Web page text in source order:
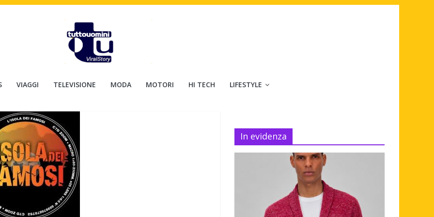
VIAGGI TELEVISIONE MODA MOTORI HI TECH LIFESTYLE
In evidenza